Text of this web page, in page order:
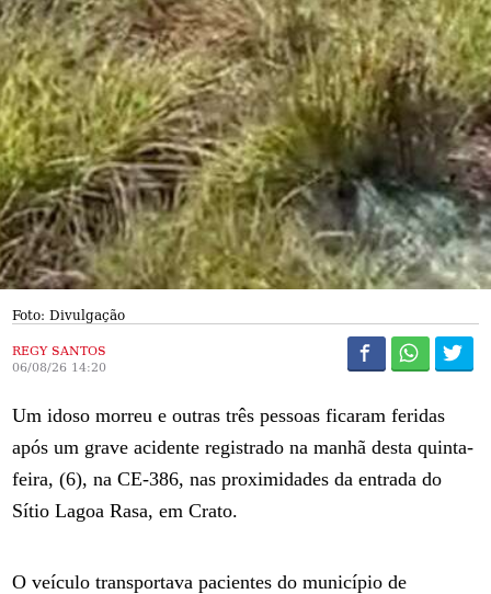
Foto: Divulgação
REGY SANTOS
06/08/26 14:20
Um idoso morreu e outras três pessoas ficaram feridas
após um grave acidente registrado na manhã desta quinta-
feira, (6), na CE-386, nas proximidades da entrada do
Sítio Lagoa Rasa, em Crato.
O veículo transportava pacientes do município de